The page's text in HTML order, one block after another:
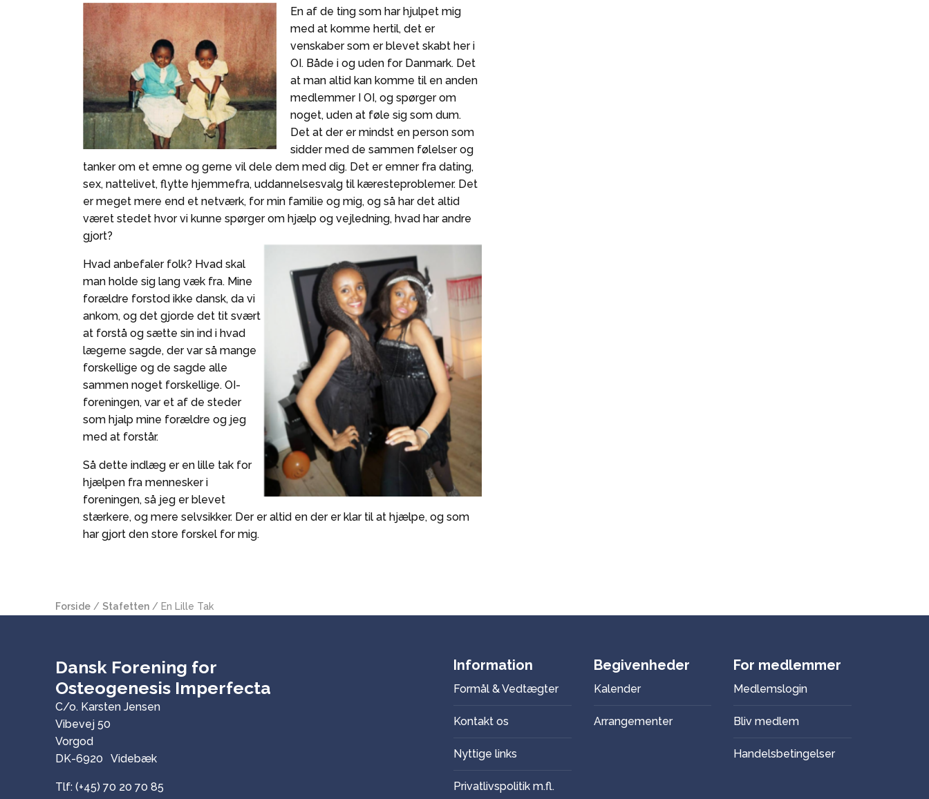
En af de ting som har hjulpet mig
med at komme hertil, det er
venskaber som er blevet skabt her i
OI. Både i og uden for Danmark. Det
at man altid kan komme til en anden
medlemmer I OI, og spørger om
noget, uden at føle sig som dum.
Det at der er mindst en person som
sidder med de sammen følelser og
tanker om et emne og gerne vil dele dem med dig. Det er emner fra dating,
sex, nattelivet, flytte hjemmefra, uddannelsesvalg til kæresteproblemer. Det
er meget mere end et netværk, for min familie og mig, og så har det altid
været stedet hvor vi kunne spørger om hjælp og vejledning, hvad har andre
gjort?
Hvad anbefaler folk? Hvad skal
man holde sig lang væk fra. Mine
forældre forstod ikke dansk, da vi
ankom, og det gjorde det tit svært
at forstå og sætte sin ind i hvad
lægerne sagde, der var så mange
forskellige og de sagde alle
sammen noget forskellige. OI-
foreningen, var et af de steder
som hjalp mine forældre og jeg
med at forstår.
Så dette indlæg er en lille tak for
hjælpen fra mennesker i
foreningen, så jeg er blevet
stærkere, og mere selvsikker. Der er altid en der er klar til at hjælpe, og som
har gjort den store forskel for mig.
Forside / Stafetten / En Lille Tak
Dansk Forening for
Osteogenesis Imperfecta
C/o. Karsten Jensen
Vibevej 50
Vorgod
DK-6920 Videbæk
Tlf: (+45) 70 20 70 85
Information
Formål & Vedtægter
Kontakt os
Nyttige links
Privatlivspolitik m.fl.
Begivenheder
Kalender
Arrangementer
For medlemmer
Medlemslogin
Bliv medlem
Handelsbetingelser